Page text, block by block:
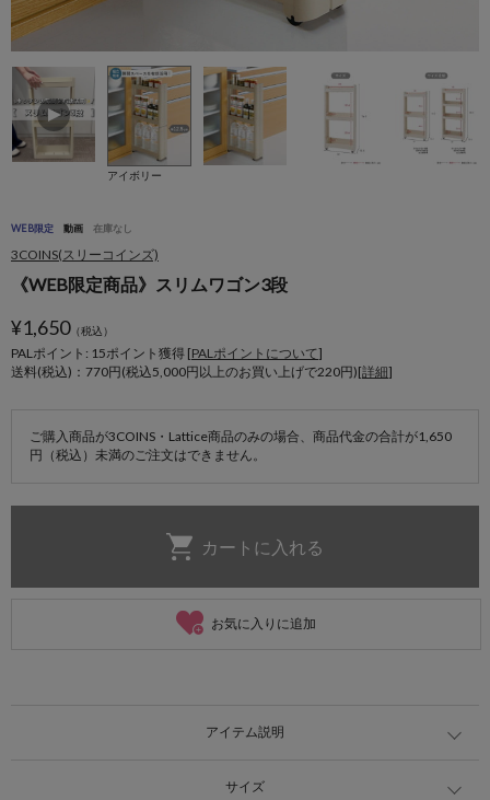
アイボリー
WEB限定 動画 在庫なし
3COINS(スリーコインズ)
《WEB限定商品》スリムワゴン3段
¥1,650（税込）
PALポイント: 15ポイント獲得 [PALポイントについて]
送料(税込)：770円(税込5,000円以上のお買い上げで220円)[詳細]
ご購入商品が3COINS・Lattice商品のみの場合、商品代金の合計が1,650
円（税込）未満のご注文はできません。
お気に入りに追加
アイテム説明
サイズ